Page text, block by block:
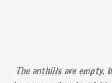
The anthills are empty,